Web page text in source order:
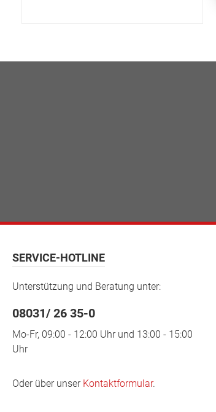
SERVICE-HOTLINE
Unterstützung und Beratung unter:
08031/ 26 35-0
Mo-Fr, 09:00 - 12:00 Uhr und 13:00 - 15:00
Uhr
Oder über unser Kontaktformular.